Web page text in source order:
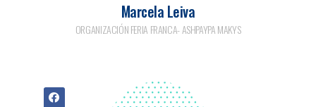
Marcela Leiva
ORGANIZACIÓN FERIA FRANCA- ASHPAYPA MAKYS